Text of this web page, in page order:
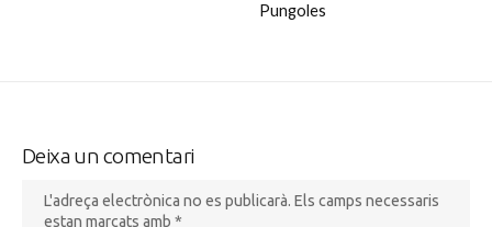
Pungoles
Deixa un comentari
L'adreça electrònica no es publicarà. Els camps necessaris
estan marcats amb *